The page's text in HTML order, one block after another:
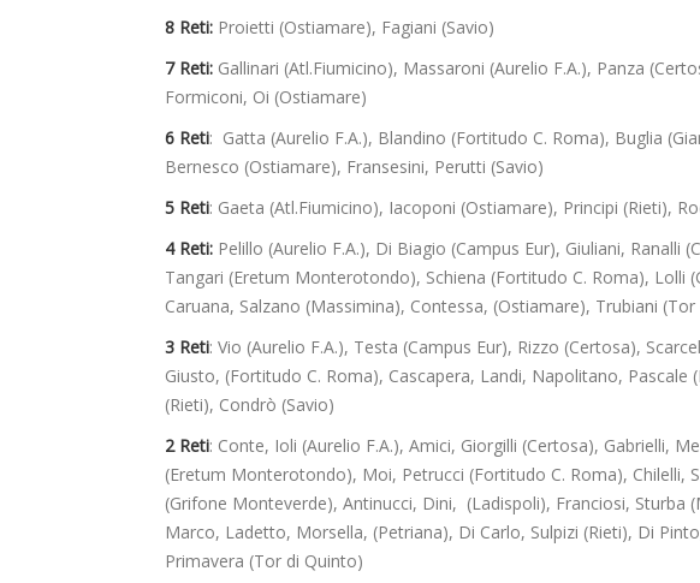
8 Reti: Proietti (Ostiamare), Fagiani (Savio)
7 Reti: Gallinari (Atl.Fiumicino), Massaroni (Aurelio F.A.), Panza
Formiconi, Oi (Ostiamare)
6 Reti: Gatta (Aurelio F.A.), Blandino (Fortitudo C. Roma), Buglia
Bernesco (Ostiamare), Fransesini, Perutti (Savio)
5 Reti: Gaeta (Atl.Fiumicino), Iacoponi (Ostiamare), Principi (Rieti),
4 Reti: Pelillo (Aurelio F.A.), Di Biagio (Campus Eur), Giuliani, Ranalli
Tangari (Eretum Monterotondo), Schiena (Fortitudo C. Roma), Lolli
Caruana, Salzano (Massimina), Contessa, (Ostiamare), Trubiani
3 Reti: Vio (Aurelio F.A.), Testa (Campus Eur), Rizzo (Certosa),
Giusto, (Fortitudo C. Roma), Cascapera, Landi, Napolitano, Pascale
(Rieti), Condrò (Savio)
2 Reti: Conte, Ioli (Aurelio F.A.), Amici, Giorgilli (Certosa), Gabrielli,
(Eretum Monterotondo), Moi, Petrucci (Fortitudo C. Roma), Chilelli,
(Grifone Monteverde), Antinucci, Dini, (Ladispoli), Franciosi, Sturba
Marco, Ladetto, Morsella, (Petriana), Di Carlo, Sulpizi (Rieti), Di
Primavera (Tor di Quinto)